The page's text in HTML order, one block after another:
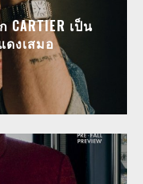
CARTIER เป็น
งเสมอ